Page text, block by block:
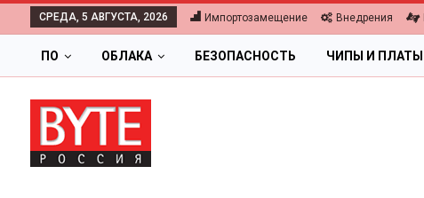
СРЕДА, 5 АВГУСТА, 2026 Импортозамещение Внедрения
ПО ОБЛАКА БЕЗОПАСНОСТЬ ЧИПЫ И ПЛАТЫ